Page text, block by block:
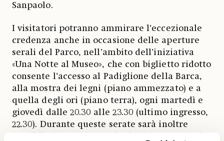
Sanpaolo.
I visitatori potranno ammirare l’eccezionale
credenza anche in occasione delle aperture
serali del Parco, nell’ambito dell’iniziativa
«Una Notte al Museo», che con biglietto ridotto
consente l’accesso al Padiglione della Barca,
alla mostra dei legni (piano ammezzato) e a
quella degli ori (piano terra), ogni martedì e
giovedì dalle 20.30 alle 23.30 (ultimo ingresso,
22.30). Durante queste serate sarà inoltre